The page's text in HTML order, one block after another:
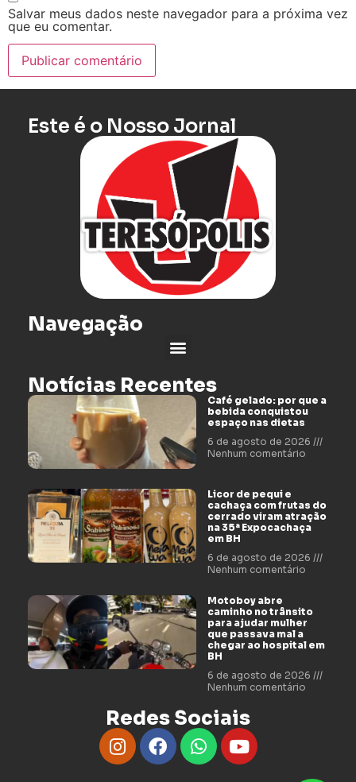
Salvar meus dados neste navegador para a próxima vez
que eu comentar.
Este é o Nosso Jornal
Navegação
Notícias Recentes
Café gelado: por que a
bebida conquistou
espaço nas dietas
6 de agosto de 2026
Nenhum comentário
Licor de pequi e
cachaça com frutas do
cerrado viram atração
na 35ª Expocachaça
em BH
6 de agosto de 2026
Nenhum comentário
Motoboy abre
caminho no trânsito
para ajudar mulher
que passava mal a
chegar ao hospital em
BH
6 de agosto de 2026
Nenhum comentário
Redes Sociais